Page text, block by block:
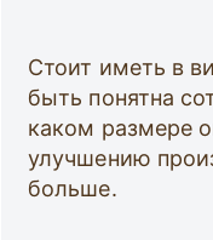
Стоит иметь в
быть понятна
каком размере
улучшению
больше.